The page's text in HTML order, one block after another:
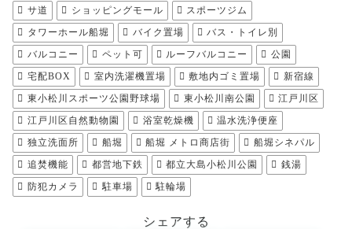
サ道
ショッピングモール
スポーツジム
タワーホール船堀
バイク置場
バス・トイレ別
バルコニー
ペット可 ルーフバルコニー
公園
宅配BOX
室内洗濯機置場 敷地内ゴミ置場
新宿線
東小松川スポーツ公園野球場
東小松川南公園
江戸川区
江戸川区自然動物園
浴室乾燥機
温水洗浄便座
独立洗面所
船堀 船堀 メトロ商店街
船堀シネパル
追焚機能
都営地下鉄 都立大島小松川公園
銭湯
防犯カメラ
駐車場 駐輪場
シェアする